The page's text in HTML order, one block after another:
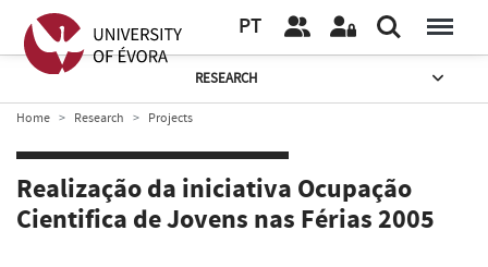
PT
RESEARCH
Home Research Projects
Realização da iniciativa Ocupação
Cientifica de Jovens nas Férias 2005